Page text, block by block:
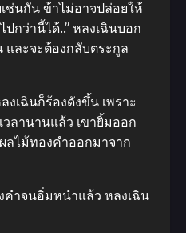
ช่นกัน ข้าไม่อาจปล่อยให้
กว่านี้ได้..” หลงเฉินบอก
และจะต้องกลับตระกูล
งเฉินก็ร้องดังขึ้น เพราะ
วลานานแล้ว เขายิ้มออก
ลไม้ทองคำออกมาจาก
ำจนอิ่มหนำแล้ว หลงเฉิน